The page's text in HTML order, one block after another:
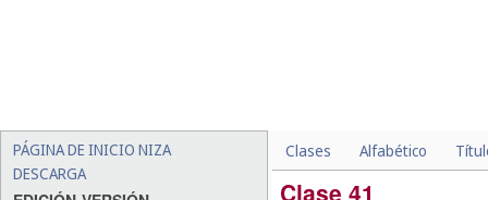
PÁGINA DE INICIO NIZA
DESCARGA
Clases Alfabético
Clase 41